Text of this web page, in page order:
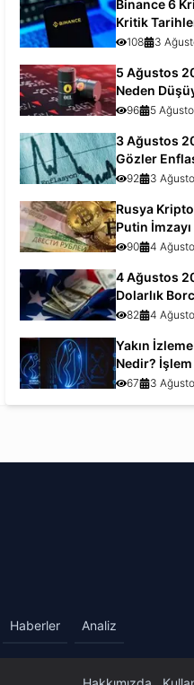
Binance 6
Kritik
108 3
5 Ağustos
Neden
96 5
3 Ağustos
Gözler
92 3
Rusya
Putin İmzayı
90 4
4 Ağustos
Dolarlık
Etkiliyor?
82 4
Yakın
Nedir?
67 3
Haberler Analiz